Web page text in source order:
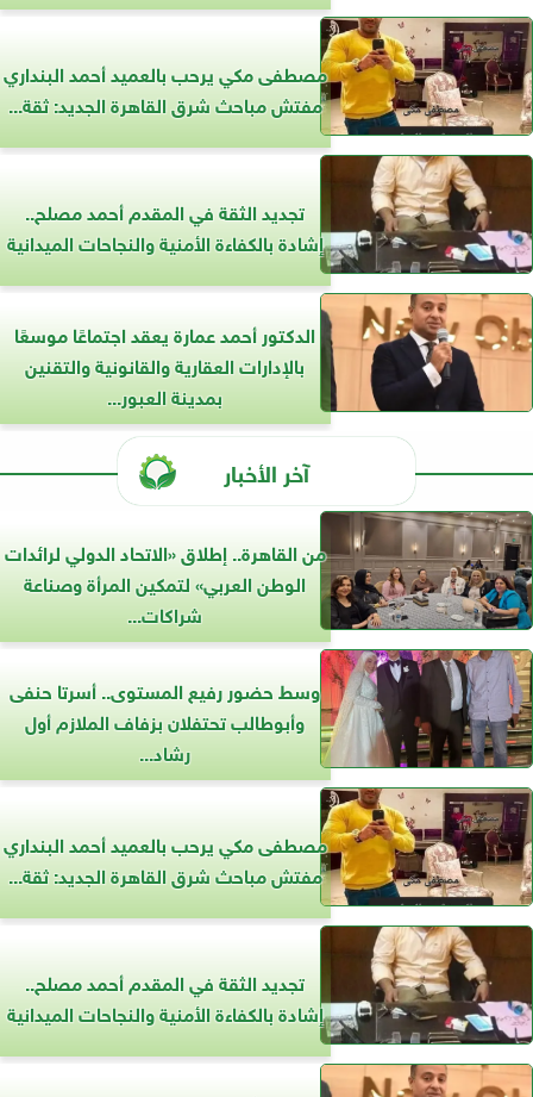
مصطفى مكي يرحب بالعميد أحمد البنداري
مفتش مباحث شرق القاهرة الجديد: ثقة...
تجديد الثقة في المقدم أحمد مصلح..
إشادة بالكفاءة الأمنية والنجاحات الميدانية
الدكتور أحمد عمارة يعقد اجتماعًا موسعًا
بالإدارات العقارية والقانونية والتقنين
بمدينة العبور...
آخر الأخبار
من القاهرة.. إطلاق «الاتحاد الدولي لرائدات
الوطن العربي» لتمكين المرأة وصناعة
شراكات...
وسط حضور رفيع المستوى.. أسرتا حنفى
وأبوطالب تحتفلان بزفاف الملازم أول
رشاد...
مصطفى مكي يرحب بالعميد أحمد البنداري
مفتش مباحث شرق القاهرة الجديد: ثقة...
تجديد الثقة في المقدم أحمد مصلح..
إشادة بالكفاءة الأمنية والنجاحات الميدانية